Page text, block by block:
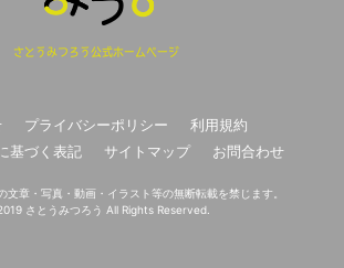
さとうみつろう公式ホームページ
プライバシーポリシー
利用規約
基づく表記
サイトマップ お問合わせ
文章・写真・動画・イラスト等の無断転載を禁じます。
さとうみつろう All Rights Reserved.